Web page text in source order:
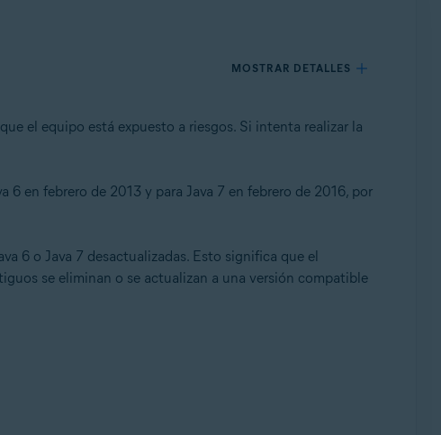
MOSTRAR DETALLES
el equipo está expuesto a riesgos. Si intenta realizar la
6 en febrero de 2013 y para Java 7 en febrero de 2016, por
6 o Java 7 desactualizadas. Esto significa que el
se eliminan o se actualizan a una versión compatible